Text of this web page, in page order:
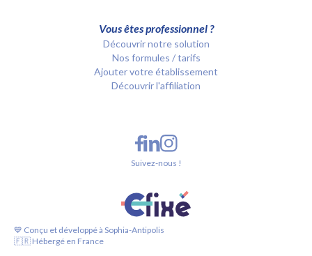
Vous êtes professionnel ?
Découvrir notre solution
Nos formules / tarifs
Ajouter votre établissement
Découvrir l'affiliation
💙 Conçu et développé à Sophia-Antipolis
🇫🇷 Hébergé en France
Suivez-nous !